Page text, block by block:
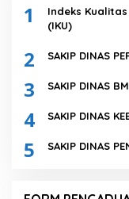
1
Indeks
(IKU)
2 SAKIP DINAS
3 SAKIP DINAS
4 SAKIP DINAS
5 SAKIP DINAS